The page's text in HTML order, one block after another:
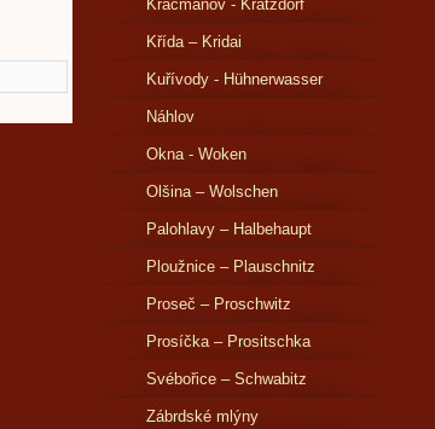
Kracmanov - Kratzdorf
Křída – Kridai
Kuřívody - Hühnerwasser
Náhlov
Okna - Woken
Olšina – Wolschen
Palohlavy – Halbehaupt
Ploužnice – Plauschnitz
Proseč – Proschwitz
Prosíčka – Prositschka
Svébořice – Schwabitz
Zábrdské mlýny